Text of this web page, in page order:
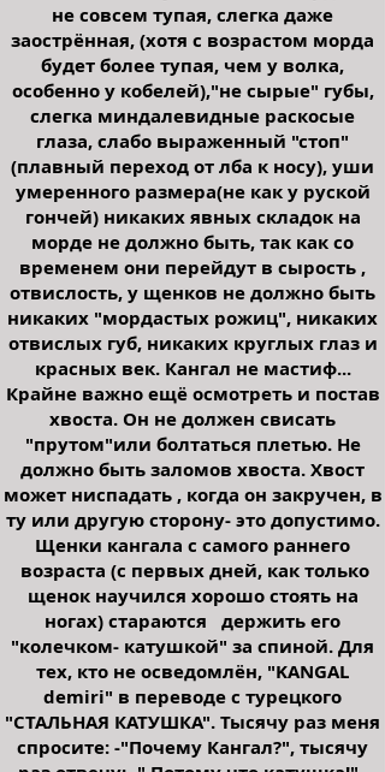
не совсем тупая, слегка даже
заострённая, (хотя с возрастом морда
будет более тупая, чем у волка,
особенно у кобелей),"не сырые" губы,
слегка миндалевидные раскосые
глаза, слабо выраженный "стоп"
(плавный переход от лба к носу), уши
умеренного размера(не как у руской
гончей) никаких явных складок на
морде не должно быть, так как со
временем они перейдут в сырость ,
отвислость, у щенков не должно быть
никаких "мордастых рожиц", никаких
отвислых губ, никаких круглых глаз и
красных век. Кангал не мастиф...
Крайне важно ещё осмотреть и постав
хвоста. Он не должен свисать
"прутом"или болтаться плетью. Не
должно быть заломов хвоста. Хвост
может ниспадать , когда он закручен, в
ту или другую сторону- это допустимо.
Щенки кангала с самого раннего
возраста (с первых дней, как только
щенок научился хорошо стоять на
ногах) стараются держить его
"колечком- катушкой" за спиной. Для
тех, кто не осведомлён, "KANGAL
demiri" в переводе с турецкого
"СТАЛЬНАЯ КАТУШКА". Тысячу раз меня
спросите: -"Почему Кангал?", тысячу